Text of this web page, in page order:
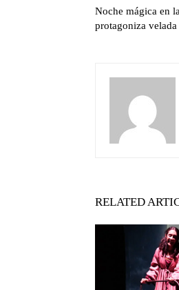
Noche mágica en
protagoniza
RELATED